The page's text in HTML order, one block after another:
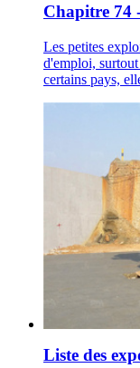
Chapitre 74
Les petites
d'emploi,
certains pays,
Liste des